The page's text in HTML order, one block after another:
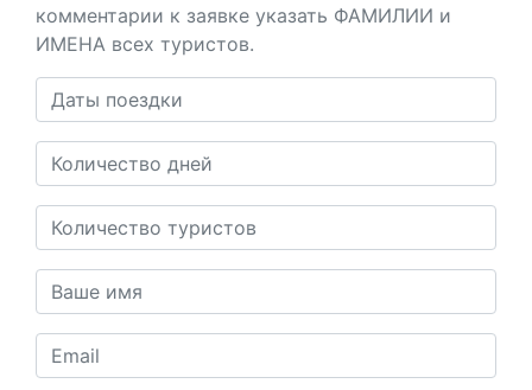
комментарии к заявке указать ФАМИЛИИ и
ИМЕНА всех туристов.